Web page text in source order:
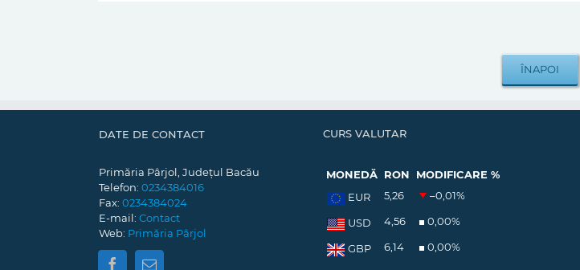
DATE DE CONTACT
Primăria Pârjol, Județul Bacău
Telefon: 0234384016
Fax: 0234384024
E-mail: Contact
Web: Primăria Pârjol
CURS VALUTAR
MONEDĂ RON
MODIFICARE %
EUR
5,26 –0,01%
USD 4,56 0,00%
GBP 6,14 0,00%